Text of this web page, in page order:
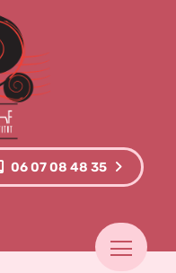
06 07 08 48 35